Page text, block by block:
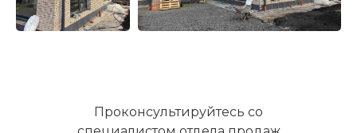
Проконсультируйтесь со